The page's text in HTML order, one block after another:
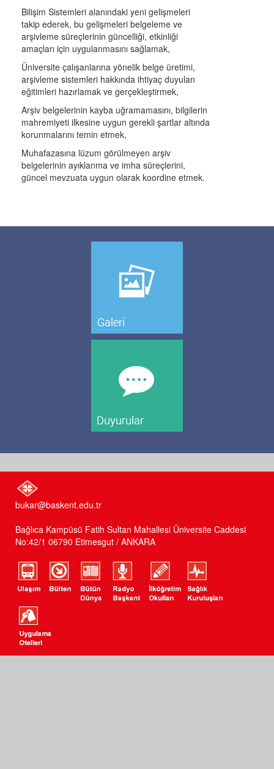
Bilişim Sistemleri alanındaki yeni gelişmeleri
takip ederek, bu gelişmeleri belgeleme ve
arşivleme süreçlerinin güncelliği, etkinliği
amaçları için uygulanmasını sağlamak,
Üniversite çalışanlarına yönelik belge üretimi,
arşivleme sistemleri hakkında ihtiyaç duyulan
eğitimleri hazırlamak ve gerçekleştirmek,
Arşiv belgelerinin kayba uğramamasını, bilgilerin
mahremiyeti ilkesine uygun gerekli şartlar altında
korunmalarını temin etmek,
Muhafazasına lüzum görülmeyen arşiv
belgelerinin ayıklanma ve imha süreçlerini,
güncel mevzuata uygun olarak koordine etmek.
bukar@baskent.edu.tr
Bağlıca Kampüsü Fatih Sultan Mahallesi Üniversite Caddesi
No:42/1 06790 Etimesgut / ANKARA